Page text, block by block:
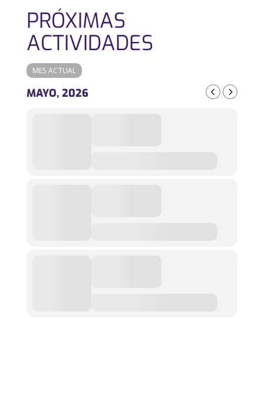
PRÓXIMAS
ACTIVIDADES
MES ACTUAL
MAYO, 2026